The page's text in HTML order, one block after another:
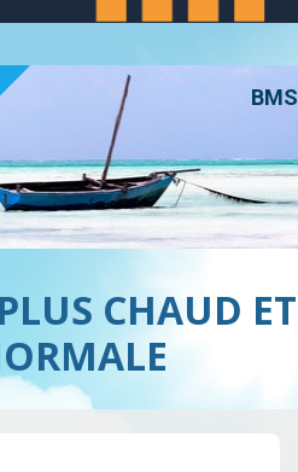
BMS
CHAUD ET